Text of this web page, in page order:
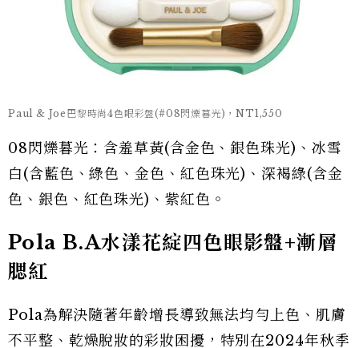
Paul & Joe巴黎時尚4色眼彩盤(#08閃爍暮光)，NT1,550
08閃爍暮光：含羞草黃(含金色、銀色珠光)、冰雪
白(含藍色、綠色、金色、紅色珠光)、深褐綠(含金
色、銀色、紅色珠光)、紫紅色。
Pola B.A水漾花綻四色眼影盤+漸層
腮紅
Pola為解決隨著年齡增長導致無法均勻上色、肌膚
不平整、乾燥脫妝的彩妝困擾，特別在2024年秋季